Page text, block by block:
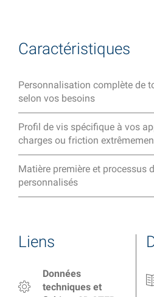
Caractéristiques
Personnalisation complète de
selon vos besoins
Profil de vis spécifique à vos
charges ou friction
Matière première et processus
personnalisés
Liens
Données
techniques et